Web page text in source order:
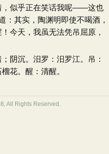
，似乎正在笑话我呢——这也
：其实，陶渊明即使不喝酒，
今天，我虽无法凭吊屈原，
阴沉。汨罗：汨罗江。吊：
花。醒：清醒。
All Rights Reserved.